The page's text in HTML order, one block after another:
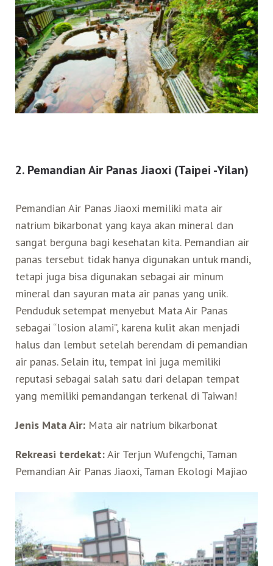
2. Pemandian Air Panas Jiaoxi (Taipei -Yilan)
Pemandian Air Panas Jiaoxi memiliki mata air
natrium bikarbonat yang kaya akan mineral dan
sangat berguna bagi kesehatan kita. Pemandian air
panas tersebut tidak hanya digunakan untuk mandi,
tetapi juga bisa digunakan sebagai air minum
mineral dan sayuran mata air panas yang unik.
Penduduk setempat menyebut Mata Air Panas
sebagai “losion alami”, karena kulit akan menjadi
halus dan lembut setelah berendam di pemandian
air panas. Selain itu, tempat ini juga memiliki
reputasi sebagai salah satu dari delapan tempat
yang memiliki pemandangan terkenal di Taiwan!
Jenis Mata Air:Mata air natrium bikarbonat
Rekreasi terdekat:Air Terjun Wufengchi, Taman
Pemandian Air Panas Jiaoxi, Taman Ekologi Majiao